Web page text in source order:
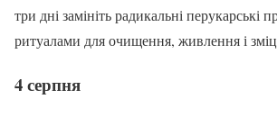
три дні замініть радикальні перукарські
ритуалами для очищення, живлення і
4 серпня